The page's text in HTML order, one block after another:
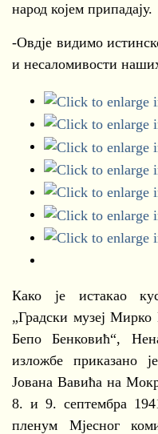
народ којем припадају.
-Овдје видимо
и несаломивости
Како је истакао
„Градски музеј
Бепо Бенковић“,
изложбе приказано
Јована Вавића на
8. и 9. септембра
пленум Мјесног